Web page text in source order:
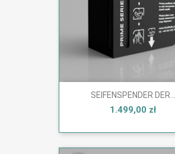
SEIFENSPENDER DER...
1.499,00 zł